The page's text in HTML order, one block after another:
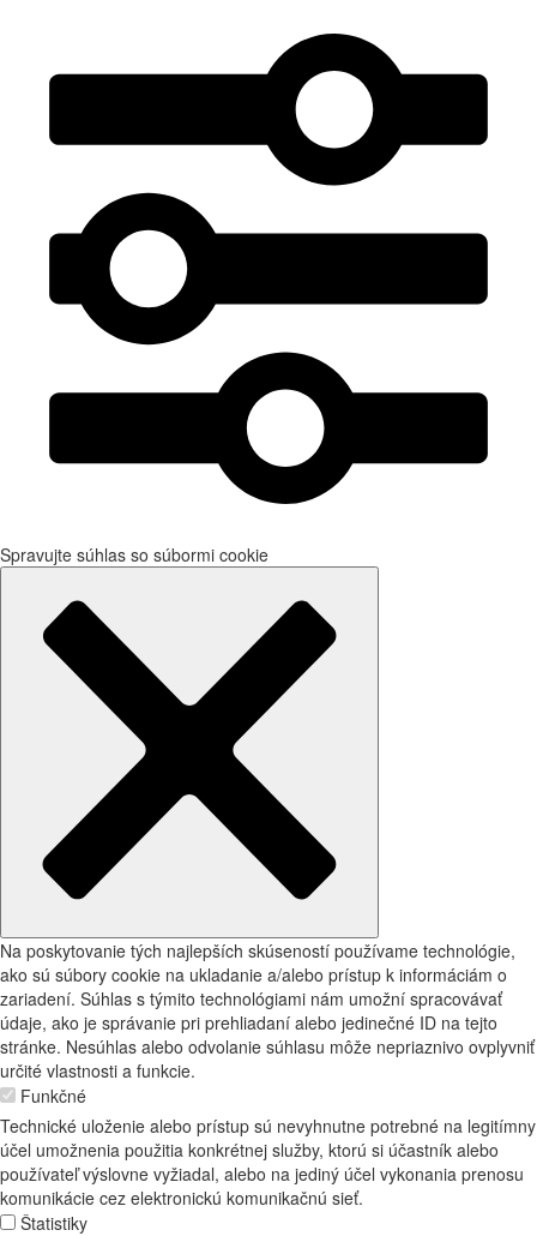
Spravujte súhlas so súbormi cookie
Na poskytovanie tých najlepších skúseností používame technológie,
ako sú súbory cookie na ukladanie a/alebo prístup k informáciám o
zariadení. Súhlas s týmito technológiami nám umožní spracovávať
údaje, ako je správanie pri prehliadaní alebo jedinečné ID na tejto
stránke. Nesúhlas alebo odvolanie súhlasu môže nepriaznivo ovplyvniť
určité vlastnosti a funkcie.
Funkčné
Technické uloženie alebo prístup sú nevyhnutne potrebné na legitímny
účel umožnenia použitia konkrétnej služby, ktorú si účastník alebo
používateľ výslovne vyžiadal, alebo na jediný účel vykonania prenosu
komunikácie cez elektronickú komunikačnú sieť.
Štatistiky